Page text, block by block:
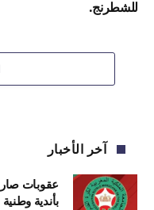
للشطرنج.
آخر الأخبار
عقوبات
بأندية وطنية